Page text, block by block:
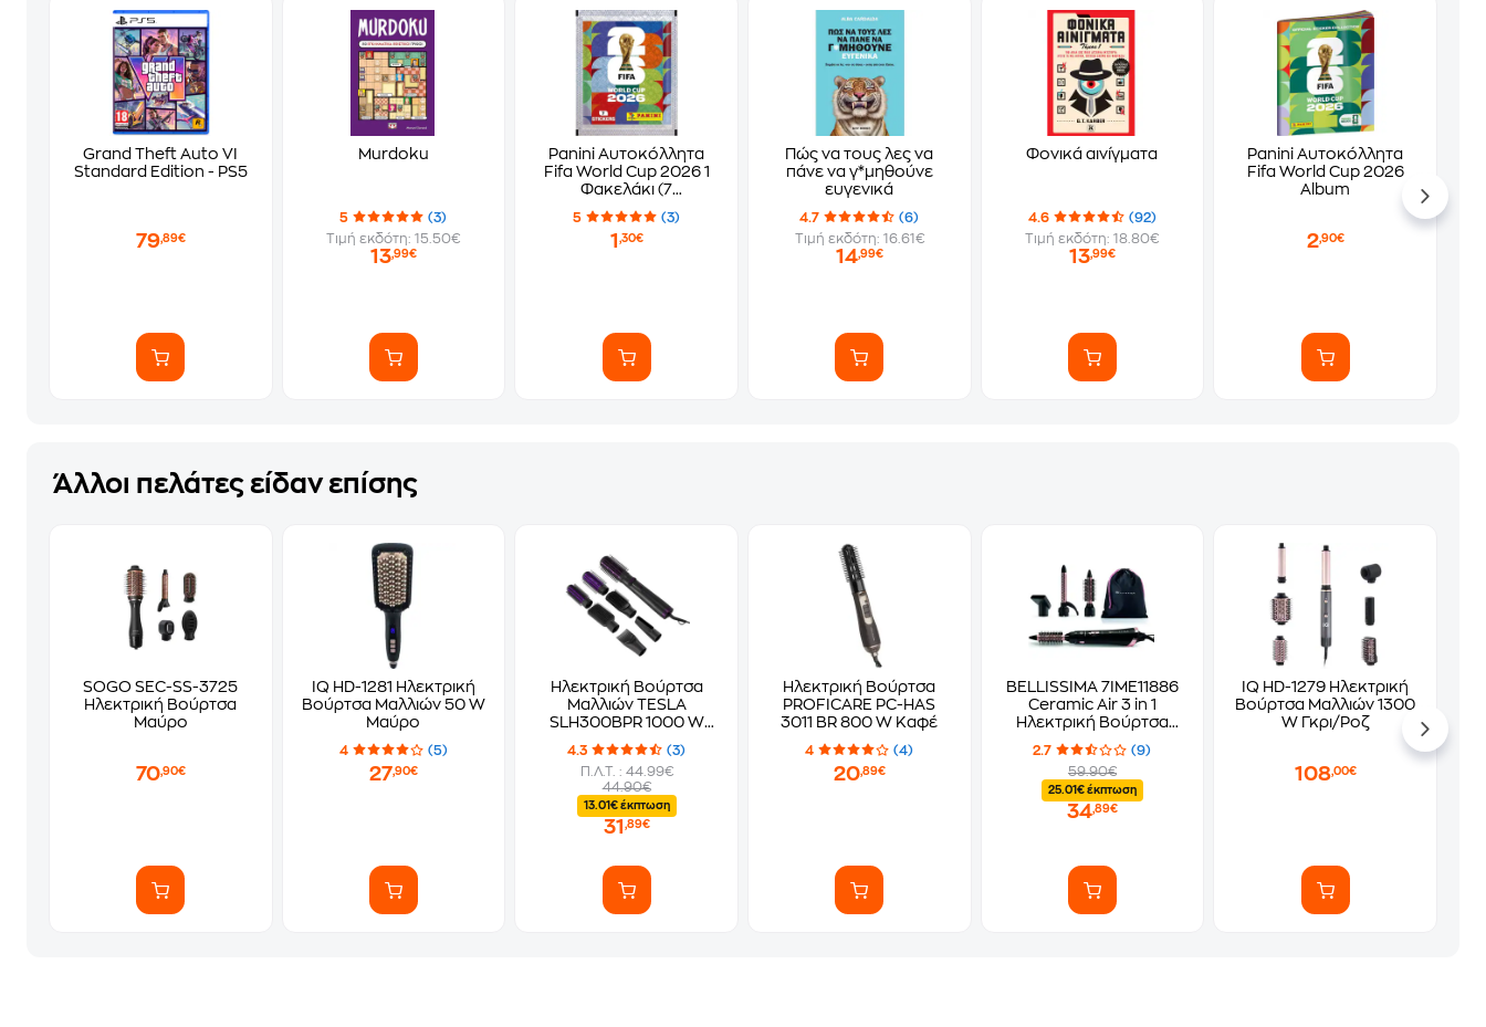
Grand Theft Auto VI
Standard Edition - PS5
79,89€
Murdoku
5
(3)
Τιμή εκδότη: 15.50€
13,99€
Panini Αυτοκόλλητα
Fifa World Cup 2026 1
Φακελάκι (7
Αυτοκόλλητα)
5 (3)
1 ,30€
Πώς να τους λες να
πάνε να γ*μηθούνε
ευγενικά
4.7
(6)
Τιμή εκδότη: 16.61€
14,99€
Φονικά αινίγματα
4.6
(92)
Τιμή εκδότη: 18.80€
13,99€
Panini Αυτοκόλλητα
Fifa World Cup 2026
Album
2,90€
Άλλοι πελάτες είδαν επίσης
SOGO SEC-SS-3725
Ηλεκτρική Βούρτσα
Μαύρο
70,90€
IQ HD-1281 Ηλεκτρική
Βούρτσα Μαλλιών 50 W
Μαύρο
4 (5)
27,90€
Ηλεκτρική Βούρτσα
Μαλλιών TESLA
SLH300BPR 1000 W
Μαύρο
4.3
(3)
Π.Λ.Τ. : 44.99€
44.90€
13.01€ έκπτωση
31 ,89€
Ηλεκτρική Βούρτσα
PROFICARE PC-HAS
3011 BR 800 W Καφέ
4 (4)
20,89€
BELLISSIMA 7IME11886
Ceramic Air 3 in 1
Ηλεκτρική Βούρτσα
800 W Μαύρο
2.7
(9)
59.90€
25.01€ έκπτωση
34,89€
IQ HD-1279 Ηλεκτρική
Βούρτσα Μαλλιών 1300
W Γκρι/Ροζ
108,00€